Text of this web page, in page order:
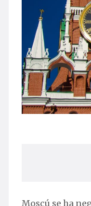
Moscú se ha